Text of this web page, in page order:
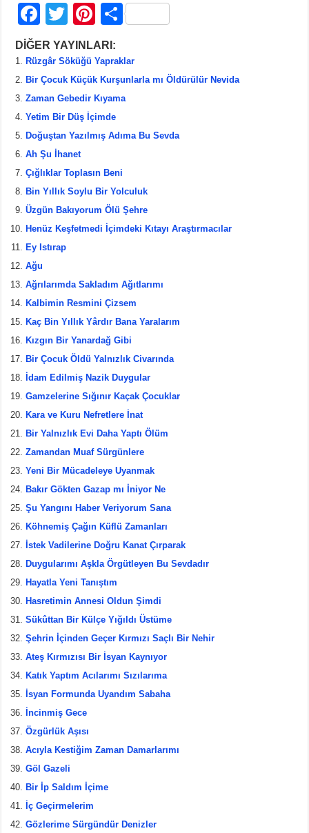
F
a
c
e
b
o
o
k
T
wi
tt
er
Pi
nt
er
e
st
S
ar
e
DİĞER YAYINLARI:
Rüzgâr Söküğü Yapraklar
Bir Çocuk Küçük Kurşunlarla mı Öldürülür Nevida
Zaman Gebedir Kıyama
Yetim Bir Düş İçimde
Doğuştan Yazılmış Adıma Bu Sevda
Ah Şu İhanet
Çığlıklar Toplasın Beni
Bin Yıllık Soylu Bir Yolculuk
Üzgün Bakıyorum Ölü Şehre
Henüz Keşfetmedi İçimdeki Kıtayı Araştırmacılar
Ey Istırap
Ağu
Ağrılarımda Sakladım Ağıtlarımı
Kalbimin Resmini Çizsem
Kaç Bin Yıllık Yârdır Bana Yaralarım
Kızgın Bir Yanardağ Gibi
Bir Çocuk Öldü Yalnızlık Civarında
İdam Edilmiş Nazik Duygular
Gamzelerine Sığınır Kaçak Çocuklar
Kara ve Kuru Nefretlere İnat
Bir Yalnızlık Evi Daha Yaptı Ölüm
Zamandan Muaf Sürgünlere
Yeni Bir Mücadeleye Uyanmak
Bakır Gökten Gazap mı İniyor Ne
Şu Yangını Haber Veriyorum Sana
Köhnemiş Çağın Küflü Zamanları
İstek Vadilerine Doğru Kanat Çırparak
Duygularımı Aşkla Örgütleyen Bu Sevdadır
Hayatla Yeni Tanıştım
Hasretimin Annesi Oldun Şimdi
Sükûttan Bir Külçe Yığıldı Üstüme
Şehrin İçinden Geçer Kırmızı Saçlı Bir Nehir
Ateş Kırmızısı Bir İsyan Kaynıyor
Katık Yaptım Acılarımı Sızılarıma
İsyan Formunda Uyandım Sabaha
İncinmiş Gece
Özgürlük Aşısı
Acıyla Kestiğim Zaman Damarlarımı
Göl Gazeli
Bir İp Saldım İçime
İç Geçirmelerim
Gözlerime Sürgündür Denizler